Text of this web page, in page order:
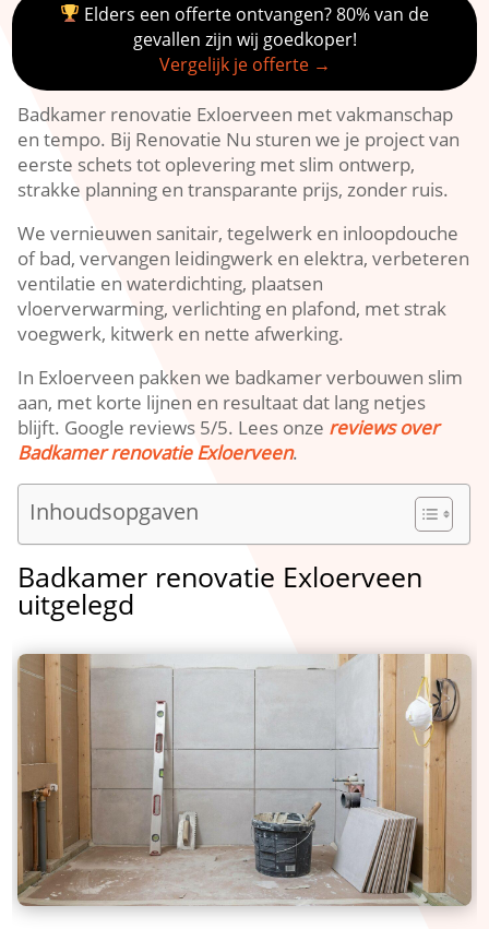
Elders een offerte ontvangen? 80% van de
gevallen zijn wij goedkoper!
Vergelijk je offerte →
Badkamer renovatie Exloerveen met vakmanschap
en tempo. Bij Renovatie Nu sturen we je project van
eerste schets tot oplevering met slim ontwerp,
strakke planning en transparante prijs, zonder ruis.
We vernieuwen sanitair, tegelwerk en inloopdouche
of bad, vervangen leidingwerk en elektra, verbeteren
ventilatie en waterdichting, plaatsen
vloerverwarming, verlichting en plafond, met strak
voegwerk, kitwerk en nette afwerking.
In Exloerveen pakken we badkamer verbouwen slim
aan, met korte lijnen en resultaat dat lang netjes
blijft. Google reviews 5/5. Lees onze reviews over
Badkamer renovatie Exloerveen.
Inhoudsopgaven
Badkamer renovatie Exloerveen
uitgelegd